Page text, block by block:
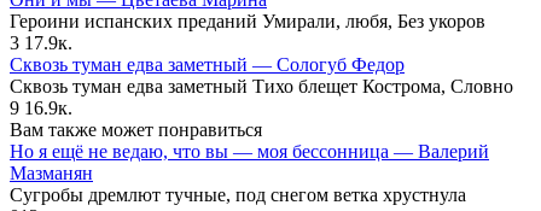
Героини испанских преданий Умирали, любя, Без укоров
3 17.9к.
Сквозь туман едва заметный — Сологуб Федор
Сквозь туман едва заметный Тихо блещет Кострома, Словно
9 16.9к.
Вам также может понравиться
Но я ещё не ведаю, что вы — моя бессонница — Валерий
Мазманян
Сугробы дремлют тучные, под снегом ветка хрустнула